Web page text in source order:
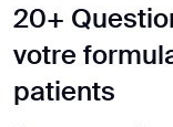
20+
votre
patients